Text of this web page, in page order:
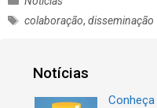
a
E
colaboração,disseminação
Notícias